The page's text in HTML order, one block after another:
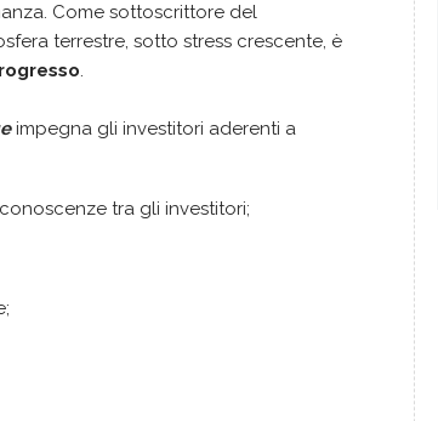
Come sottoscrittore del
terrestre, sotto stress crescente, è
.
impegna gli investitori aderenti a
tra gli investitori;